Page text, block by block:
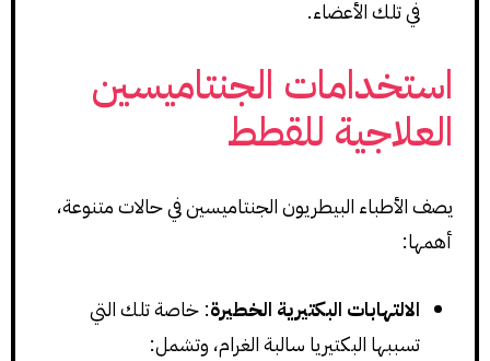
في تلك الأعضاء.
استخدامات الجنتاميسين
العلاجية للقطط
يصف الأطباء البيطريون الجنتاميسين في حالات متنوعة،
أهمها:
الالتهابات البكتيرية الخطيرة: خاصة تلك التي
تسببها البكتيريا سالبة الغرام، وتشمل: